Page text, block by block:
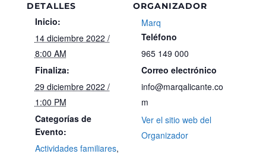
DETALLES
Inicio:
14 diciembre 2022 /
8:00 AM
Finaliza:
29 diciembre 2022 /
1:00 PM
Categorías de
Evento:
Actividades familiares,
ORGANIZADOR
Marq
Teléfono
965 149 000
Correo electrónico
info@marqalicante.co
m
Ver el sitio web del
Organizador